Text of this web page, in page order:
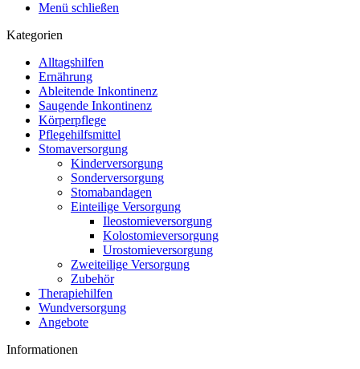
Menü schließen
Kategorien
Alltagshilfen
Ernährung
Ableitende Inkontinenz
Saugende Inkontinenz
Körperpflege
Pflegehilfsmittel
Stomaversorgung
Kinderversorgung
Sonderversorgung
Stomabandagen
Einteilige Versorgung
Ileostomieversorgung
Kolostomieversorgung
Urostomieversorgung
Zweiteilige Versorgung
Zubehör
Therapiehilfen
Wundversorgung
Angebote
Informationen